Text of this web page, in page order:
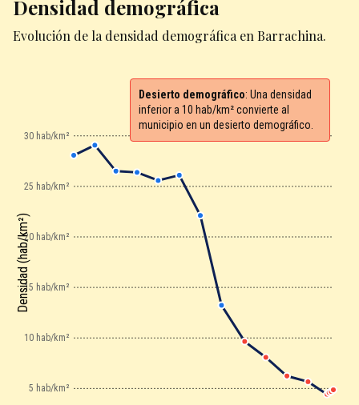
Densidad demográfica
Evolución de la densidad demográfica en Barrachina.
5 hab/km²
10 hab/km²
15 hab/km²
20 hab/km²
25 hab/km²
30 hab/km²
Densidad (hab/km²)
Desierto demográfico: Una densidad
inferior a 10 hab/km² convierte al
municipio en un desierto demográfico.